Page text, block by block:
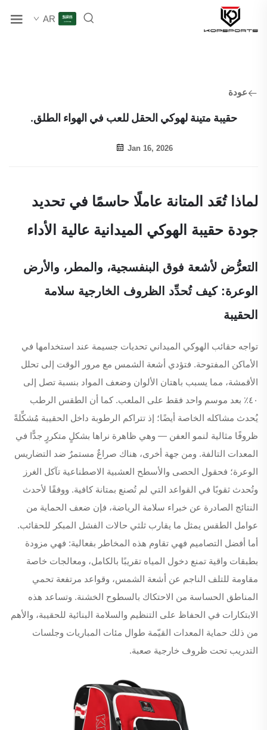
AR
عودة
حقيبة متينة لهوكي الحقل للعب في الهواء الطلق.
Jan 16, 2026
لماذا تُعَد المتانة عاملًا حاسمًا في تحديد
جودة حقيبة الهوكي الميدانية عالية الأداء
التعرُّض لأشعة فوق البنفسجية، والمطر، والأرض
الوعرة: كيف تُحدِّد الظروف الخارجية سلامة
الحقيبة
تواجه حقائب الهوكي الميداني تحديات جسيمة عند استخدامها في
الأماكن المفتوحة. فتؤدي أشعة الشمس مع مرور الوقت إلى تحلل
الأقمشة، مما يسبب باهتان الألوان وضعف المواد بنسبة تصل إلى
٤٠٪ بعد موسم واحد فقط على الملعب. كما أن الطقس الرطب
يُحدث مشاكله الخاصة أيضًا؛ إذ تتراكم الرطوبة داخل الحقيبة مُشكِّلةً
ظروفًا مثالية لنمو العفن — وهي ظاهرة نراها بشكلٍ متكررٍ جدًّا في
المعدات التالفة. ومن جهة أخرى، هناك صراعٌ مستمرٌ ضد التضاريس
الوعرة؛ فحقول الحصى والأسطح العشبية الاصطناعية تآكل الغرز
وتُحدث ثقوبًا في القواعد التي لم تُصنع بمتانة كافية. ووفقًا لأحدث
النتائج الصادرة عن خبراء سلامة الرياضة، فإن ضعف الحماية من
عوامل الطقس يمثل ما يقارب ثلثي حالات الفشل المبكر للحقائب.
أما أفضل التصاميم فهي تقاوم هذه المخاطر بفعالية: فهي مزودة
بطبقات واقية تمنع دخول المياه تقريبًا بالكامل، ومعالجات خاصة
مقاومة للتلف الناجم عن أشعة الشمس، وقواعد مرتفعة تحمي
المناطق الحساسة من الاحتكاك بالسطوح الخشنة. وتساعد هذه
الابتكارات في الحفاظ على التنظيم والسلامة البنائية للحقيبة، والأهم
من ذلك حماية المعدات القيّمة طوال مئات المباريات وجلسات
التدريب تحت ظروف خارجية صعبة.